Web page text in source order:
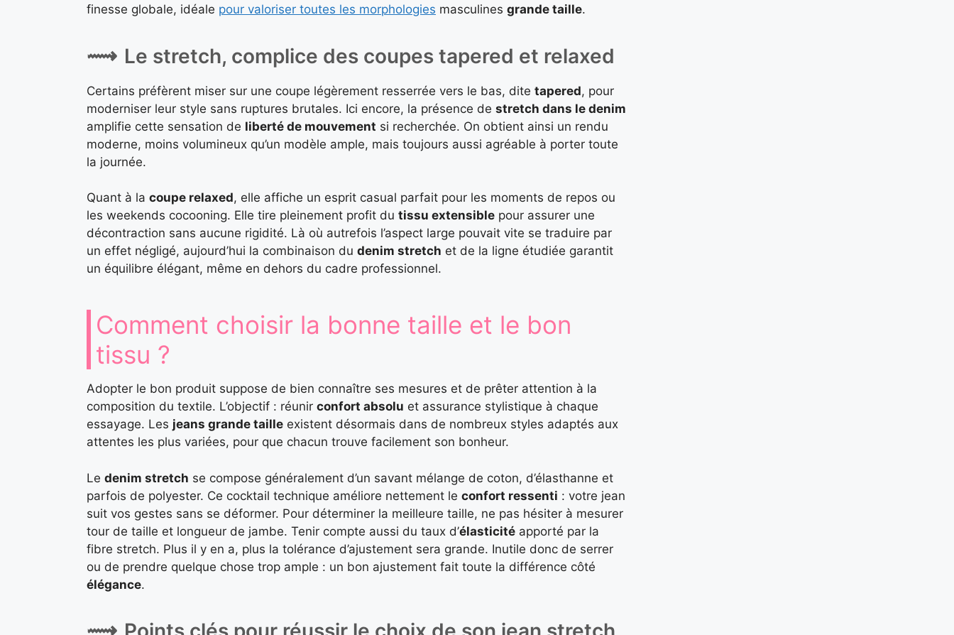
finesse globale, idéale pour valoriser toutes les morphologies masculines grande taille.
Le stretch, complice des coupes tapered et relaxed
Certains préfèrent miser sur une coupe légèrement resserrée vers le bas, dite tapered, pour
moderniser leur style sans ruptures brutales. Ici encore, la présence de stretch dans le denim
amplifie cette sensation de liberté de mouvement si recherchée. On obtient ainsi un rendu
moderne, moins volumineux qu’un modèle ample, mais toujours aussi agréable à porter toute
la journée.
Quant à la coupe relaxed, elle affiche un esprit casual parfait pour les moments de repos ou
les weekends cocooning. Elle tire pleinement profit du tissu extensible pour assurer une
décontraction sans aucune rigidité. Là où autrefois l’aspect large pouvait vite se traduire par
un effet négligé, aujourd’hui la combinaison du denim stretch et de la ligne étudiée garantit
un équilibre élégant, même en dehors du cadre professionnel.
Comment choisir la bonne taille et le bon
tissu ?
Adopter le bon produit suppose de bien connaître ses mesures et de prêter attention à la
composition du textile. L’objectif : réunir confort absolu et assurance stylistique à chaque
essayage. Les jeans grande taille existent désormais dans de nombreux styles adaptés aux
attentes les plus variées, pour que chacun trouve facilement son bonheur.
Le denim stretch se compose généralement d’un savant mélange de coton, d’élasthanne et
parfois de polyester. Ce cocktail technique améliore nettement le confort ressenti : votre jean
suit vos gestes sans se déformer. Pour déterminer la meilleure taille, ne pas hésiter à mesurer
tour de taille et longueur de jambe. Tenir compte aussi du taux d’élasticité apporté par la
fibre stretch. Plus il y en a, plus la tolérance d’ajustement sera grande. Inutile donc de serrer
ou de prendre quelque chose trop ample : un bon ajustement fait toute la différence côté
élégance.